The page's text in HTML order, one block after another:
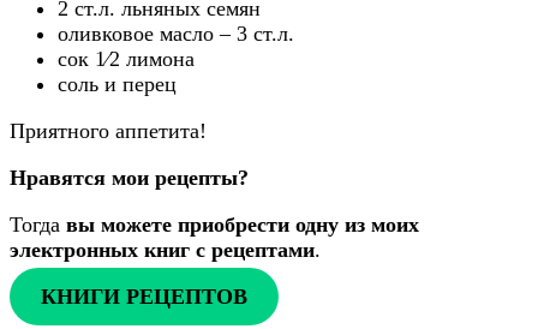
2 ст.л. льняных семян
оливковое масло – 3 ст.л.
сок 1⁄2 лимона
соль и перец
Приятного аппетита!
Нравятся мои рецепты?
Тогда вы можете приобрести одну из моих
электронных книг с рецептами.
КНИГИ РЕЦЕПТОВ